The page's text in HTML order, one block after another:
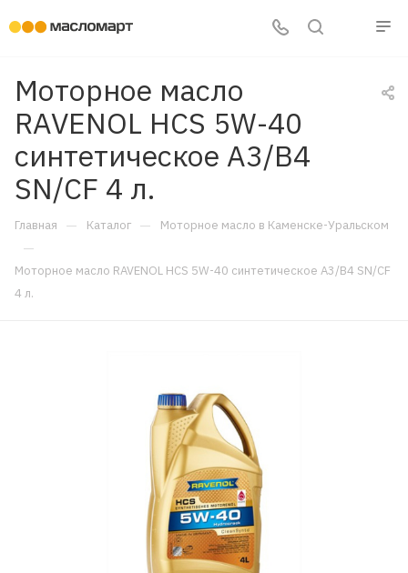
Моторное масло
RAVENOL HCS 5W-40
синтетическое A3/B4
SN/CF 4 л.
Главная — Каталог — Моторное масло в Каменске-Уральском
—
Моторное масло RAVENOL HCS 5W-40 синтетическое A3/B4 SN/CF
4 л.